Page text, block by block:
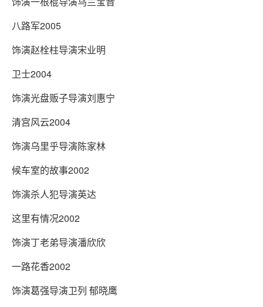
八路军2005
饰演赵栓柱导演宋业明
卫士2004
饰演光盘贩子导演刘惠宁
清宫风云2004
饰演乌里乎导演陈家林
候车室的故事2002
饰演杀人犯导演英达
这里有情况2002
饰演丁老弟导演潘欣欣
一路花香2002
饰演葛强导演卫列 郁晓鹰